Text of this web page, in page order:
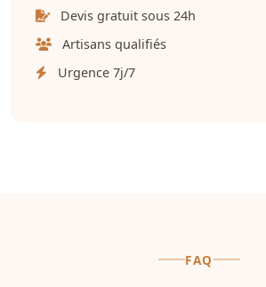
Devis gratuit sous 24h
Artisans qualifiés
Urgence 7j/7
FAQ